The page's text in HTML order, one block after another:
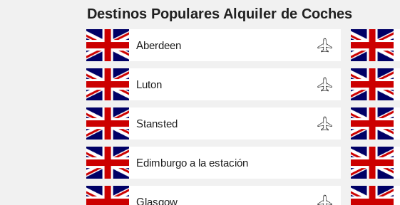
Destinos Populares Alquiler de Coches
Aberdeen
Luton
Stansted
Edimburgo a la estación
Glasgow